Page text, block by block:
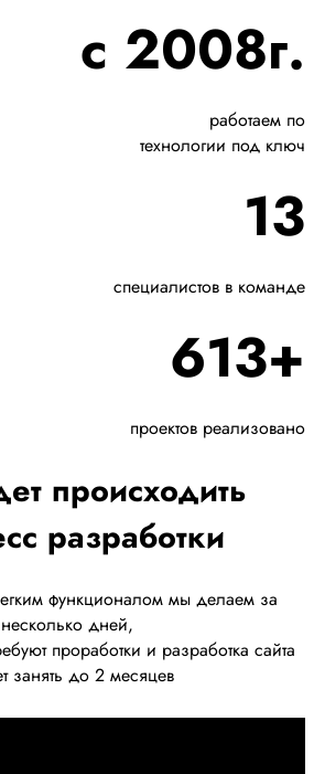
с 2008г.
работаем по
технологии под ключ
13
специалистов в команде
613+
проектов реализовано
происходить
разработки
функционалом мы делаем за
несколько дней,
проработки и разработка сайта
занять до 2 месяцев